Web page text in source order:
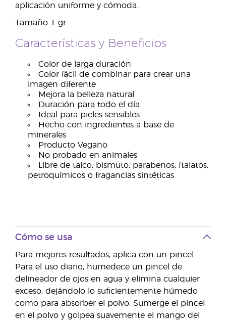
aplicación uniforme y cómoda.
Tamaño 1 gr
Características y Beneficios
Color de larga duración
Color fácil de combinar para crear una
imagen diferente
Mejora la belleza natural
Duración para todo el día
Ideal para pieles sensibles
Hecho con ingredientes a base de
minerales
Producto Vegano
No probado en animales
Libre de talco, bismuto, parabenos, ftalatos,
petroquímicos o fragancias sintéticas
Cómo se usa
Para mejores resultados, aplica con un pincel.
Para el uso diario, humedece un pincel de
delineador de ojos en agua y elimina cualquier
exceso, dejándolo lo suficientemente húmedo
como para absorber el polvo. Sumerge el pincel
en el polvo y golpea suavemente el mango del